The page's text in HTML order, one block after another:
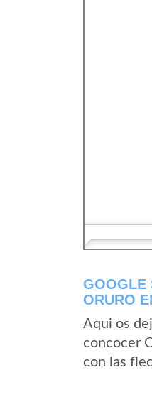
GOOGLE
ORURO
Aqui os
concocer
con las